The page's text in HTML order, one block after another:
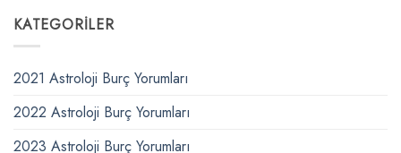
KATEGORILER
2021 Astroloji Burç Yorumları
2022 Astroloji Burç Yorumları
2023 Astroloji Burç Yorumları